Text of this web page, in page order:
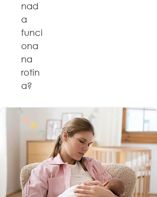
nad
a
funci
ona
na
rotin
a?
SAIBA MAIS